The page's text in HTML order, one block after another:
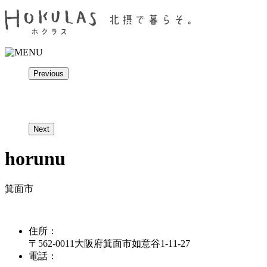
Previous
Next
horunu
箕面市
住所：
〒562-0011大阪府箕面市如意谷1-11-27
電話：